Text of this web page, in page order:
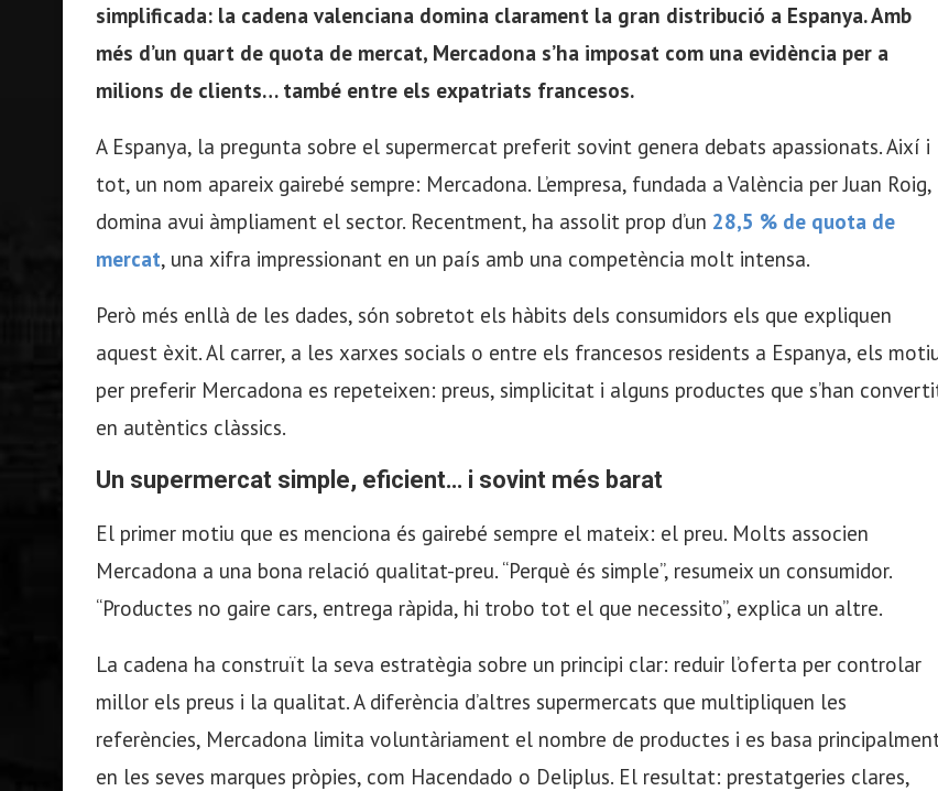
simplificada: la cadena valenciana domina clarament la gran distribució a Espanya. Amb
més d’un quart de quota de mercat, Mercadona s’ha imposat com una evidència per a
milions de clients… també entre els expatriats francesos.
A Espanya, la pregunta sobre el supermercat preferit sovint genera debats apassionats. Així i
tot, un nom apareix gairebé sempre: Mercadona. L’empresa, fundada a València per Juan Roig,
domina avui àmpliament el sector. Recentment, ha assolit prop d’un 28,5 % de quota de
mercat, una xifra impressionant en un país amb una competència molt intensa.
Però més enllà de les dades, són sobretot els hàbits dels consumidors els que expliquen
aquest èxit. Al carrer, a les xarxes socials o entre els francesos residents a Espanya, els
per preferir Mercadona es repeteixen: preus, simplicitat i alguns productes que s’han
en autèntics clàssics.
Un supermercat simple, eficient… i sovint més barat
El primer motiu que es menciona és gairebé sempre el mateix: el preu. Molts associen
Mercadona a una bona relació qualitat-preu. “Perquè és simple”, resumeix un consumidor.
“Productes no gaire cars, entrega ràpida, hi trobo tot el que necessito”, explica un altre.
La cadena ha construït la seva estratègia sobre un principi clar: reduir l’oferta per controlar
millor els preus i la qualitat. A diferència d’altres supermercats que multipliquen les
referències, Mercadona limita voluntàriament el nombre de productes i es basa
en les seves marques pròpies, com Hacendado o Deliplus. El resultat: prestatgeries clares,